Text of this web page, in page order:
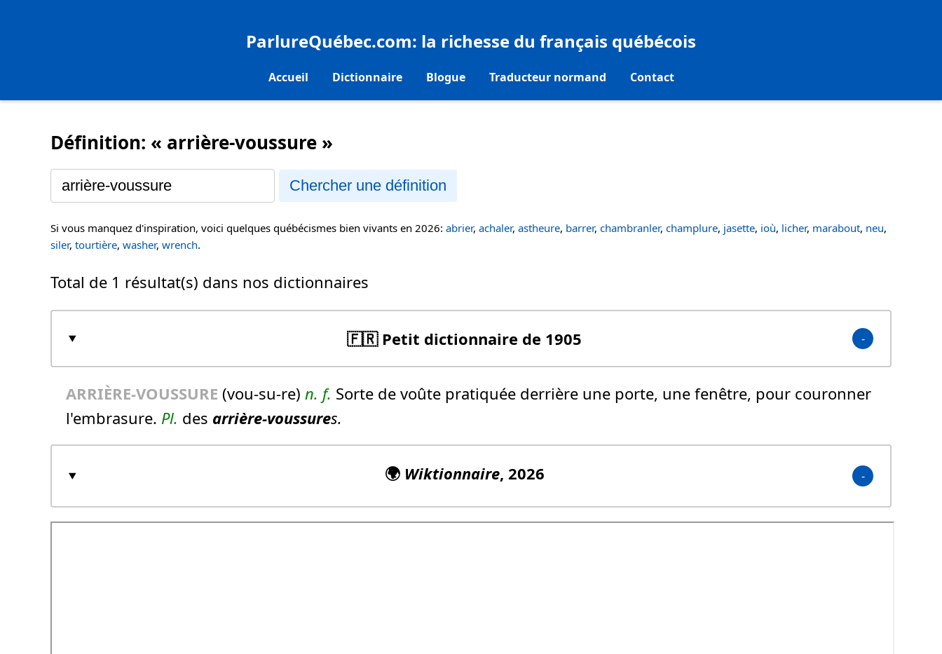
ParlureQuébec.com: la richesse du français québécois
Accueil Dictionnaire Blogue Traducteur normand Contact
Définition: « arrière-voussure »
Chercher une définition
Si vous manquez d'inspiration, voici quelques québécismes bien vivants en 2026: abrier, achaler, astheure, barrer, chambranler, champlure, jasette, ioù, licher, marabout, neu,
siler, tourtière, washer, wrench.
Total de 1 résultat(s) dans nos dictionnaires
🇫🇷 Petit dictionnaire de 1905
ARRIÈRE-VOUSSURE (vou-su-re) n. f. Sorte de voûte pratiquée derrière une porte, une fenêtre, pour couronner
l'embrasure. Pl. des arrière-voussures.
🌍 Wiktionnaire, 2026